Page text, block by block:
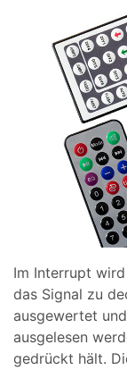
Im Interrupt
das Signal zu
ausgewertet
ausgelesen
gedrückt hält.